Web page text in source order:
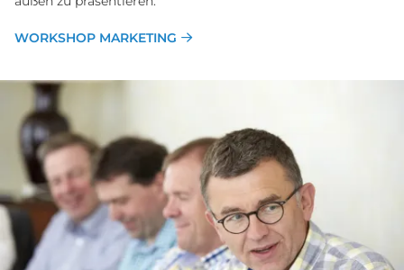
WORKSHOP MARKETING